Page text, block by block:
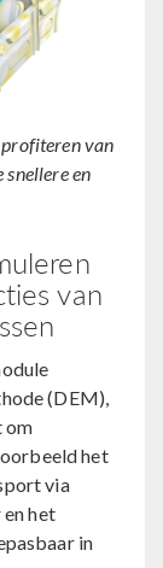
van
snellere en
van
(DEM),
om
het
via
het
in